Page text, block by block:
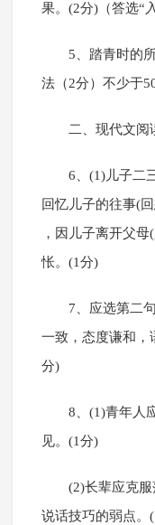
果。(2分)（答选“
5、踏青时的
法（2分）不少于
二、现代文阅
6、(1)儿子二
回忆儿子的往事(
，因儿子离开父
怅。(1分)
7、应选第二
一致，态度谦和，
分)
8、(1)青年人
见。(1分)
(2)长辈应克
说话技巧的弱点。